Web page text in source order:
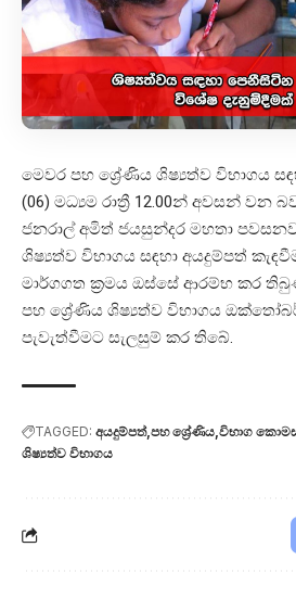
මෙවර පහ ශ්‍රේණිය ශිෂ්‍යත්ව විභාගය
(06) මධ්‍යම රාත්‍රී 12.00න් අවසන් වන
ජනරාල් අමිත් ජයසුන්දර මහතා
ශිෂ්‍යත්ව විභාගය සඳහා අයදුම්පත්
මාර්ගගත ක්‍රමය ඔස්සේ ආරම්භ කර
පහ ශ්‍රේණිය ශිෂ්‍යත්ව විභාගය
පැවැත්වීමට සැලසුම් කර තිබේ.
TAGGED: අයදුම්පත් පහ ශ්‍රේණිය විභාග
ශිෂ්‍යත්ව විභාගය